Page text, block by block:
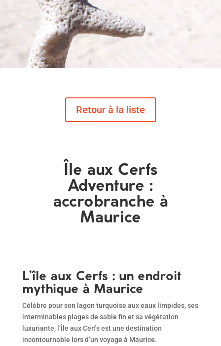
Île aux Cerfs
Adventure :
accrobranche à
Maurice
L’île aux Cerfs : un endroit
mythique à Maurice
Célèbre pour son lagon turquoise aux eaux limpides, ses
interminables plages de sable fin et sa végétation
luxuriante, l’Île aux Cerfs est une destination
incontournable lors d’un voyage à Maurice.